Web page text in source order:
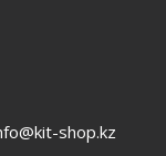
shop.kz